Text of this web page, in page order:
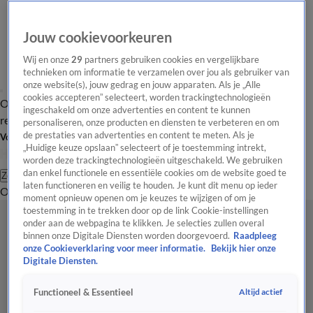
Overzicht Laatste nieuws Regionieuws Het beste van Hart
Tip de
redactie
Volg Hart van Nederland
Zoeken
OverzichtRegioUitzendingenWeerTip de redactiePanelVideo's
Jouw cookievoorkeuren
Wij en onze29 partners gebruiken cookies en vergelijkbare
technieken om informatie te verzamelen over jou als gebruiker van
onze website(s), jouw gedrag en jouw apparaten. Als je „Alle
cookies accepteren” selecteert, worden trackingtechnologieën
ingeschakeld om onze advertenties en content te kunnen
personaliseren, onze producten en diensten te verbeteren en om
de prestaties van advertenties en content te meten. Als je
„Huidige keuze opslaan” selecteert of je toestemming intrekt,
worden deze trackingtechnologieën uitgeschakeld. We gebruiken
dan enkel functionele en essentiële cookies om de website goed te
laten functioneren en veilig te houden. Je kunt dit menu op ieder
moment opnieuw openen om je keuzes te wijzigen of om je
toestemming in te trekken door op de link Cookie-instellingen
onder aan de webpagina te klikken. Je selecties zullen overal
binnen onze Digitale Diensten worden doorgevoerd. Raadpleeg
onze Cookieverklaring voor meer informatie.
Bekijk hier onze
Digitale Diensten.
Functioneel & Essentieel Altijd actief